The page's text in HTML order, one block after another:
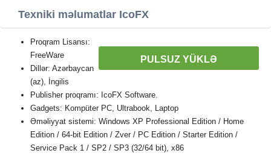
Texniki məlumatlar IcoFX
PULSUZ YÜKLƏ
Proqram Lisansı:
FreeWare
Dillər: Azərbaycan
(az), İngilis
Publisher proqramı: IcoFX Software.
Gadgets: Kompüter PC, Ultrabook, Laptop
Əməliyyat sistemi: Windows XP Professional Edition / Home
Edition / 64-bit Edition / Zver / PC Edition / Starter Edition /
Service Pack 1 / SP2 / SP3 (32/64 bit), x86